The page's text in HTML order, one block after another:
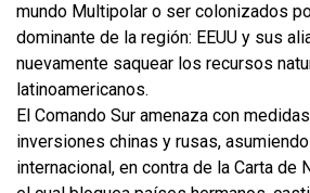
mundo Multipolar o ser colonizados
dominante de la región: EEUU y sus
nuevamente saquear los recursos
latinoamericanos.
El Comando Sur amenaza con
inversiones chinas y rusas,
internacional, en contra de la Carta de